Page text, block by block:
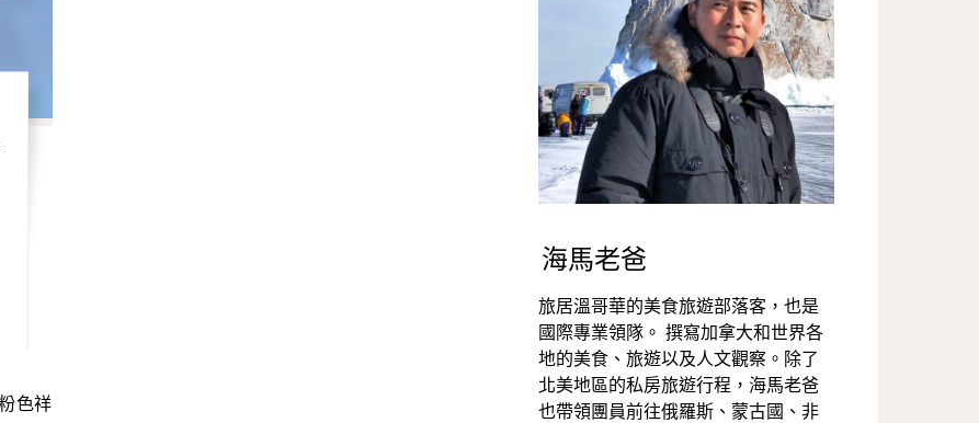
海馬老爸
旅居溫哥華的美食旅遊部落客，也是
國際專業領隊。 撰寫加拿大和世界各
地的美食、旅遊以及人文觀察。除了
北美地區的私房旅遊行程，海馬老爸
也帶領團員前往俄羅斯、蒙古國、非